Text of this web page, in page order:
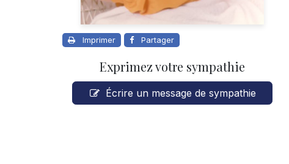
Imprimer Partager
Exprimez votre sympathie
Écrire un message de sympathie